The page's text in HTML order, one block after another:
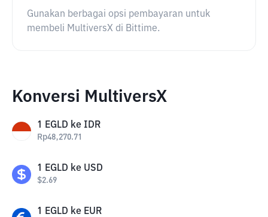
Gunakan berbagai opsi pembayaran untuk
membeli MultiversX di Bittime.
Konversi MultiversX
1 EGLD ke IDR
Rp48,270.71
1 EGLD ke USD
$2.69
1 EGLD ke EUR